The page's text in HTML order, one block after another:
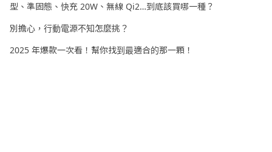
型、準固態、快充 20W、無線 Qi2…到底該買哪一種？
別擔心，行動電源不知怎麼挑？
2025 年爆款一次看！幫你找到最適合的那一顆！